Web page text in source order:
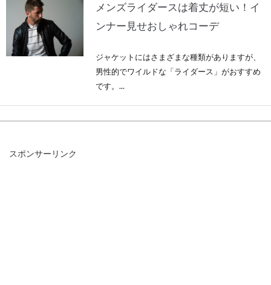
メンズライダースは着丈が短い！イ
ンナー見せおしゃれコーデ
ジャケットにはさまざまな種類がありますが、
男性的でワイルドな「ライダース」がおすすめ
です。...
スポンサーリンク